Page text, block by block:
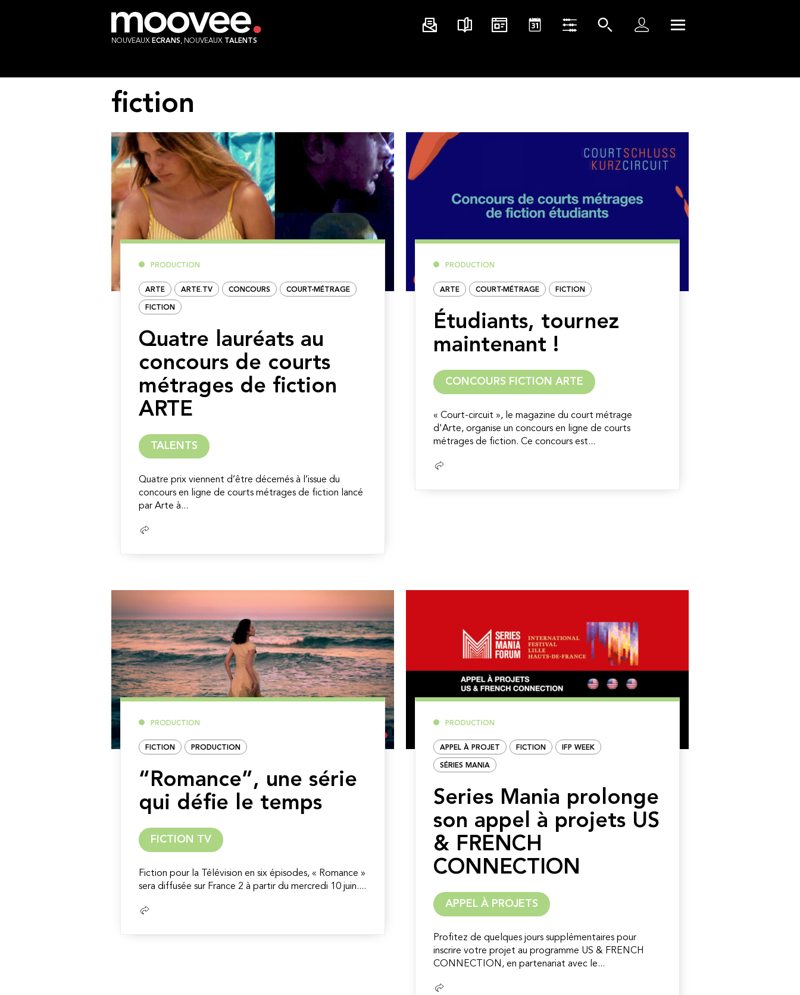
NOUVEAUX ECRANS, NOUVEAUX TALENTS
fiction
PRODUCTION
ARTE ARTE.TV CONCOURS COURT-MÉTRAGE
FICTION
Quatre lauréats au
concours de courts
métrages de fiction
ARTE
TALENTS
Quatre prix viennent d’être décernés à l’issue du
concours en ligne de courts métrages de fiction lancé
par Arte à...
Lire
PRODUCTION
ARTE COURT-MÉTRAGE FICTION
Étudiants, tournez
maintenant !
CONCOURS FICTION ARTE
« Court-circuit », le magazine du court métrage
d'Arte, organise un concours en ligne de courts
métrages de fiction. Ce concours est...
Lire
PRODUCTION
FICTION PRODUCTION
“Romance”, une série
qui défie le temps
FICTION TV
Fiction pour la Télévision en six épisodes, « Romance »
sera diffusée sur France 2 à partir du mercredi 10 juin....
Lire
PRODUCTION
APPEL À PROJET FICTION IFP WEEK
SÉRIES MANIA
Series Mania prolonge
son appel à projets US
& FRENCH
CONNECTION
APPEL À PROJETS
Profitez de quelques jours supplémentaires pour
inscrire votre projet au programme US & FRENCH
CONNECTION, en partenariat avec le...
Lire